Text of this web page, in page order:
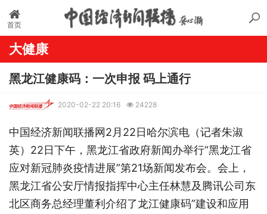
首页
大健康
黑龙江健康码：一次申报 码上通行
2020-02-22 20:16 24228
中国经济新闻联播网2月22日哈尔滨电（记者朱淑
英）22日下午，黑龙江省政府新闻办举行“黑龙江省
应对新冠肺炎疫情进展”第21场新闻发布会。会上，
黑龙江省公安厅情报指挥中心主任林慧及腾讯公司东
北区商务总经理董利介绍了龙江健康码”建设和应用